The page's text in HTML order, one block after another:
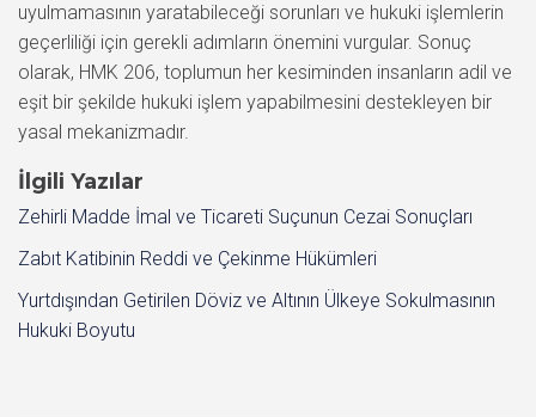
uyulmamasının yaratabileceği sorunları ve hukuki işlemlerin
geçerliliği için gerekli adımların önemini vurgular. Sonuç
olarak, HMK 206, toplumun her kesiminden insanların adil ve
eşit bir şekilde hukuki işlem yapabilmesini destekleyen bir
yasal mekanizmadır.
İlgili Yazılar
Zehirli Madde İmal ve Ticareti Suçunun Cezai Sonuçları
Zabıt Katibinin Reddi ve Çekinme Hükümleri
Yurtdışından Getirilen Döviz ve Altının Ülkeye Sokulmasının
Hukuki Boyutu